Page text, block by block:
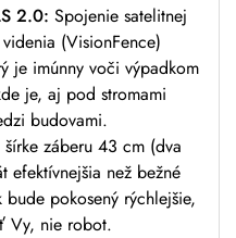
2.0: Spojenie satelitnej
(VisionFence)
je imúnny voči výpadkom
je, aj pod stromami
budovami.
záberu 43 cm (dva
efektívnejšia než bežné
pokosený rýchlejšie,
Vy, nie robot.